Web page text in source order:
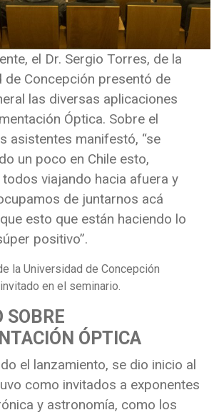
el Dr. Sergio Torres, de la
de Concepción presentó de
las diversas aplicaciones
Óptica. Sobre el
asistentes manifestó, “se
un poco en Chile esto,
viajando hacia afuera y
de juntarnos acá
esto que están haciendo lo
positivo”.
la Universidad de Concepción
en el seminario.
SOBRE
ÓPTICA
el lanzamiento, se dio inicio al
como invitados a exponentes
y astronomía, como los